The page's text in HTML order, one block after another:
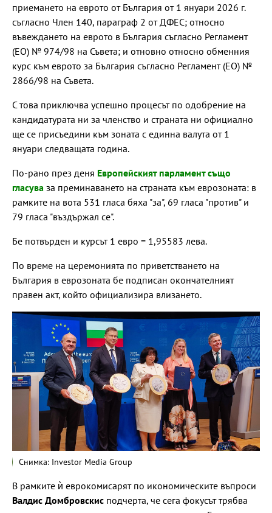
приемането на еврото от България от 1 януари 2026 г.
съгласно Член 140, параграф 2 от ДФЕС; относно
въвеждането на еврото в България съгласно Регламент
(ЕО) № 974/98 на Съвета; и отновно относно обменния
курс към еврото за България съгласно Регламент (ЕО) №
2866/98 на Съвета.
С това приключва успешно процесът по одобрение на
кандидатурата ни за членство и страната ни официално
ще се присъедини към зоната с единна валута от 1
януари следващата година.
По-рано през деня Европейският парламент също
гласува за преминаването на страната към еврозоната: в
рамките на вота 531 гласа бяха "за", 69 гласа "против" и
79 гласа "въздържал се".
Бе потвърден и курсът 1 евро = 1,95583 лева.
По време на церемонията по приветстването на
България в еврозоната бе подписан окончателният
правен акт, който официализира влизането.
Снимка: Investor Media Group
В рамките ѝ еврокомисарят по икономическите въпроси
Валдис Домбровскис подчерта, че сега фокусът трябва